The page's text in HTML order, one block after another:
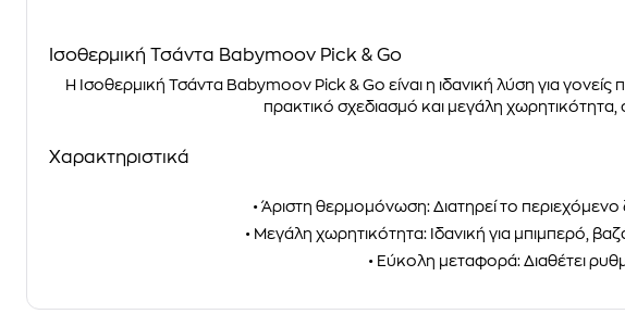
Ισοθερμική Τσάντα Babymoov Pick & Go
Η Ισοθερμική Τσάντα Babymoov Pick & Go είναι η ιδανική λύση για
πρακτικό σχεδιασμό και μεγάλη
Χαρακτηριστικά
• Άριστη θερμομόνωση: Διατηρεί το
• Μεγάλη χωρητικότητα: Ιδανική για μπιμπερό,
• Εύκολη μεταφορά: Διαθέτει